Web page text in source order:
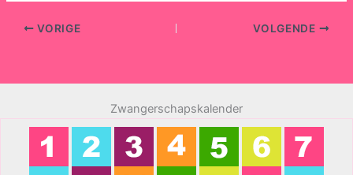
VORIGE VOLGENDE
Zwangerschapskalender